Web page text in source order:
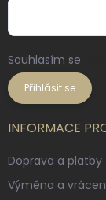
Souhlasím se
Přihlásit se
INFORMACE
Doprava a platby
Výměna a